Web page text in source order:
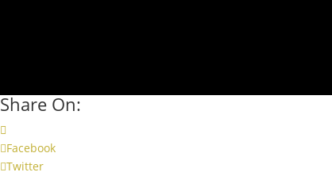
Share On:
Facebook
Twitter